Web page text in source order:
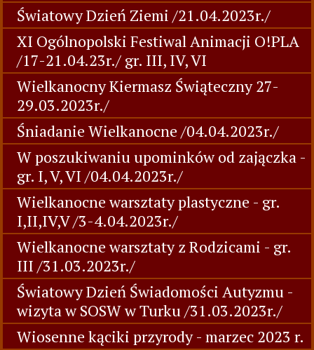
Światowy Dzień Ziemi /21.04.2023r./
XI Ogólnopolski Festiwal Animacji O!PLA
/17-21.04.23r./ gr. III, IV, VI
Wielkanocny Kiermasz Świąteczny 27-
29.03.2023r./
Śniadanie Wielkanocne /04.04.2023r./
W poszukiwaniu upominków od zajączka -
gr. I, V, VI /04.04.2023r./
Wielkanocne warsztaty plastyczne - gr.
I,II,IV,V /3-4.04.2023r./
Wielkanocne warsztaty z Rodzicami - gr.
III /31.03.2023r./
Światowy Dzień Świadomości Autyzmu -
wizyta w SOSW w Turku /31.03.2023r./
Wiosenne kąciki przyrody - marzec 2023 r.